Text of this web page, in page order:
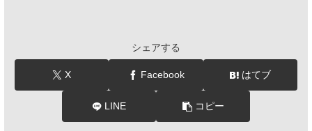
シェアする
X Facebook はてブ
LINE コピー